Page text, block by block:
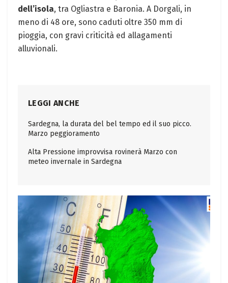
dell’isola, tra Ogliastra e Baronia. A Dorgali, in
meno di 48 ore, sono caduti oltre 350 mm di
pioggia, con gravi criticità ed allagamenti
alluvionali.
LEGGI ANCHE
Sardegna, la durata del bel tempo ed il suo picco.
Marzo peggioramento
Alta Pressione improvvisa rovinerà Marzo con
meteo invernale in Sardegna